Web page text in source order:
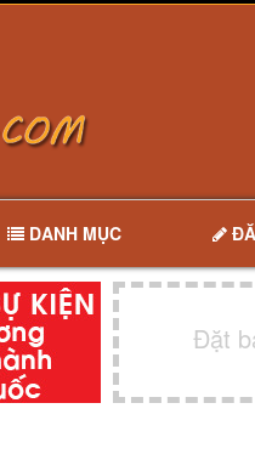
DANH MỤC
Đặt